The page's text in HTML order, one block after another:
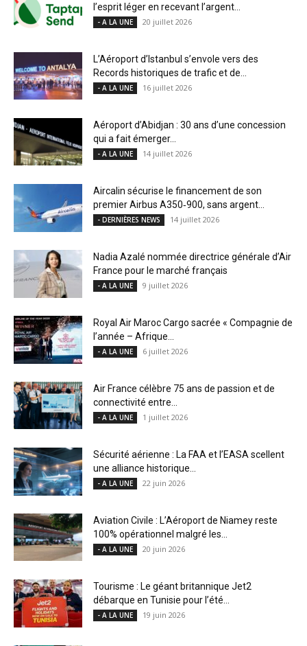
l’esprit léger en recevant l’argent...
- A LA UNE 20 juillet 2026
L’Aéroport d’Istanbul s’envole vers des
Records historiques de trafic et de...
- A LA UNE 16 juillet 2026
Aéroport d’Abidjan : 30 ans d’une concession
qui a fait émerger...
- A LA UNE 14 juillet 2026
Aircalin sécurise le financement de son
premier Airbus A350‑900, sans argent...
- DERNIÈRES NEWS 14 juillet 2026
Nadia Azalé nommée directrice générale d’Air
France pour le marché français
- A LA UNE 9 juillet 2026
Royal Air Maroc Cargo sacrée « Compagnie de
l’année – Afrique...
- A LA UNE 6 juillet 2026
Air France célèbre 75 ans de passion et de
connectivité entre...
- A LA UNE 1 juillet 2026
Sécurité aérienne : La FAA et l’EASA scellent
une alliance historique...
- A LA UNE 22 juin 2026
Aviation Civile : L’Aéroport de Niamey reste
100% opérationnel malgré les...
- A LA UNE 20 juin 2026
Tourisme : Le géant britannique Jet2
débarque en Tunisie pour l’été...
- A LA UNE 19 juin 2026